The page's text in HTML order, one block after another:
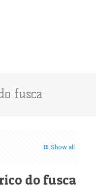
fusca
Show all
do fusca